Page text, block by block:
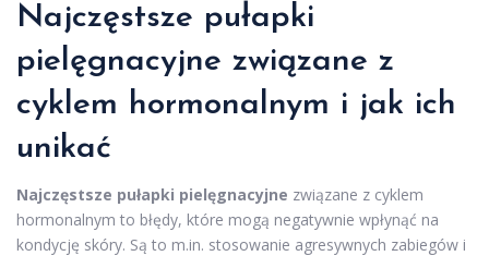
Najczęstsze pułapki
pielęgnacyjne związane z
cyklem hormonalnym i jak ich
unikać
Najczęstsze pułapki pielęgnacyjne związane z cyklem
hormonalnym to błędy, które mogą negatywnie wpłynąć na
kondycję skóry. Są to m.in. stosowanie agresywnych zabiegów i